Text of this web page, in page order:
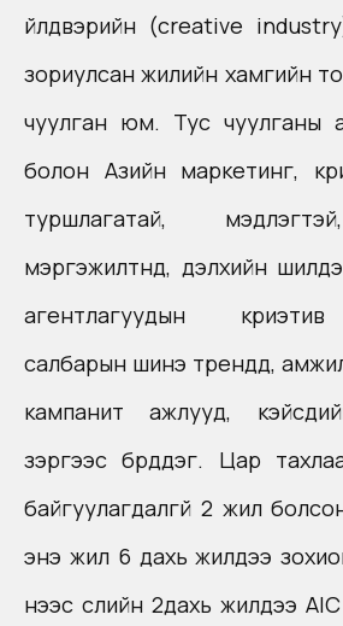
үйлдвэрийн (creative
зориулсан жилийн хамгийн
чуулган юм. Тус чуулганы
болон Азийн маркетинг,
туршлагатай,
мэргэжилтнүүд, дэлхийн
агентлагуудын
салбарын шинэ трендүүд,
кампанит ажлууд,
зэргээс бүрддэг. Цар
байгуулагдалгүй 2 жил
энэ жил 6 дахь жилдээ
үүнээс сүүлийн 2дахь жилдээ